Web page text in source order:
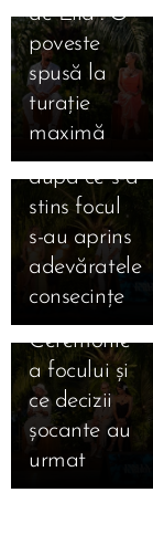
de Ella”. O
poveste
spusă la
turație
maximă
ales scurt și
intens,
Maria a
ales lung și
greu, iar
după ce s-a
stins focul
s-au aprins
adevăratele
consecințe
03.09.2025
🔥 Foc,
lacrimi și
adevăruri
tăioase la
Insula
iubirii! Cum
s-au privit
Marian și
Bianca la
ultima
Ceremonie
a focului și
ce decizii
șocante au
urmat 🔥